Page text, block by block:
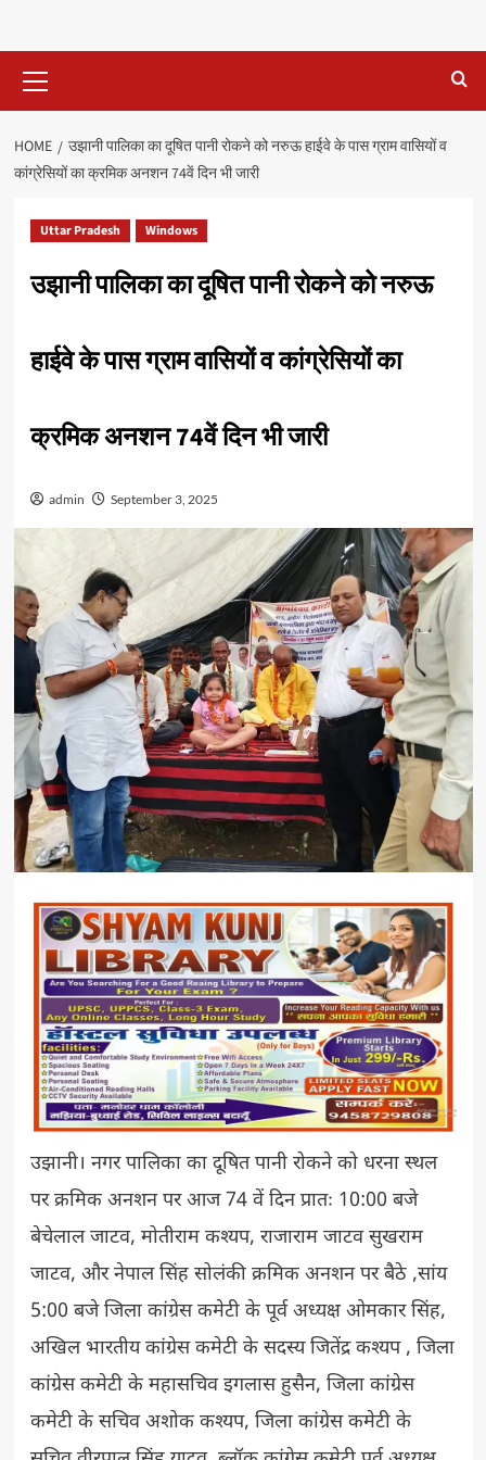
Menu
HOME
उझानी पालिका का दूषित पानी रोकने को नरुऊ हाईवे के पास ग्राम वासियों व
कांग्रेसियों का क्रमिक अनशन 74वें दिन भी जारी
Uttar Pradesh Windows
उझानी पालिका का दूषित पानी रोकने को नरुऊ
हाईवे के पास ग्राम वासियों व कांग्रेसियों का
क्रमिक अनशन 74वें दिन भी जारी
admin September 3, 2025
उझानी। नगर पालिका का दूषित पानी रोकने को धरना स्थल
पर क्रमिक अनशन पर आज 74 वें दिन प्रातः 10:00 बजे
बेचेलाल जाटव, मोतीराम कश्यप, राजाराम जाटव सुखराम
जाटव, और नेपाल सिंह सोलंकी क्रमिक अनशन पर बैठे ,सांय
5:00 बजे जिला कांग्रेस कमेटी के पूर्व अध्यक्ष ओमकार सिंह,
अखिल भारतीय कांग्रेस कमेटी के सदस्य जितेंद्र कश्यप , जिला
कांग्रेस कमेटी के महासचिव इगलास हुसैन, जिला कांग्रेस
कमेटी के सचिव अशोक कश्यप, जिला कांग्रेस कमेटी के